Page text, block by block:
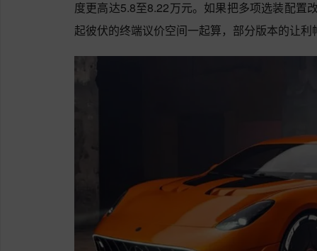
度更高达5.8至8.22万元。如果把多项选装配置
起彼伏的终端议价空间一起算，部分版本的让